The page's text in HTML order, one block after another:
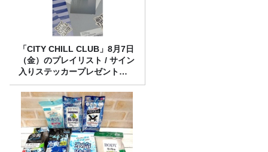
「CITY CHILL CLUB」8月7日
（金）のプレイリスト / サイン
入りステッカープレゼント有
り